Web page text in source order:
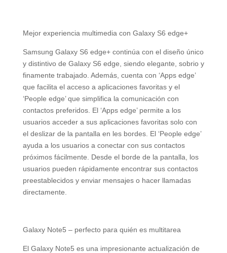
Mejor experiencia multimedia con Galaxy S6 edge+
Samsung Galaxy S6 edge+ continúa con el diseño único
y distintivo de Galaxy S6 edge, siendo elegante, sobrio y
finamente trabajado. Además, cuenta con ‘Apps edge’
que facilita el acceso a aplicaciones favoritas y el
‘People edge’ que simplifica la comunicación con
contactos preferidos. El ‘Apps edge’ permite a los
usuarios acceder a sus aplicaciones favoritas solo con
el deslizar de la pantalla en les bordes. El ‘People edge’
ayuda a los usuarios a conectar con sus contactos
próximos fácilmente. Desde el borde de la pantalla, los
usuarios pueden rápidamente encontrar sus contactos
preestablecidos y enviar mensajes o hacer llamadas
directamente.
Galaxy Note5 – perfecto para quién es multitarea
El Galaxy Note5 es una impresionante actualización de